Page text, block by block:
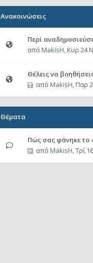
Ανακοινώσεις
Περί
από MakisH, Κυρ 24
Θέλεις να
από MakisH, Παρ
Θέματα
Πώς σας φάνηκε το
από MakisH,Τρί